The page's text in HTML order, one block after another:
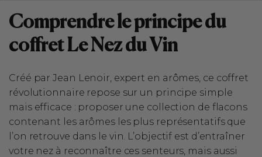
Comprendre le principe du
coffret Le Nez du Vin
Créé par Jean Lenoir, expert en arômes, ce coffret
révolutionnaire repose sur un principe simple
mais efficace : proposer une collection de flacons
contenant les arômes les plus représentatifs que
l’on retrouve dans le vin. L’objectif est d’entraîner
votre nez à reconnaître ces senteurs, mais aussi